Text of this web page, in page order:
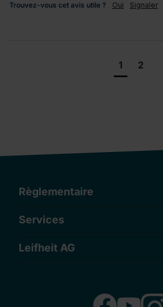
Trouvez-vous cet avis utile ? Oui Signaler
1 2
Règlementaire
Services
Leifheit AG